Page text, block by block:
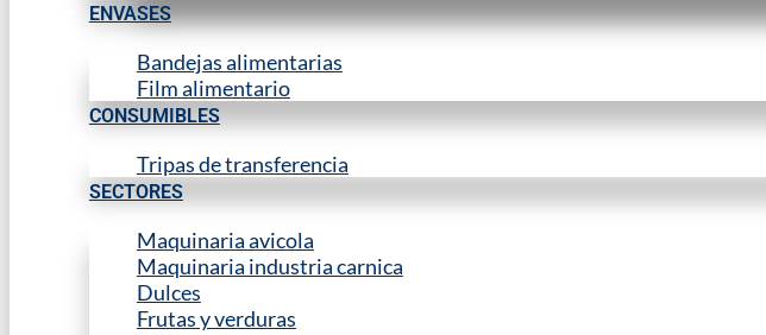
ENVASES
Bandejas alimentarias
Film alimentario
CONSUMIBLES
Tripas de transferencia
SECTORES
Maquinaria avicola
Maquinaria industria carnica
Dulces
Frutas y verduras